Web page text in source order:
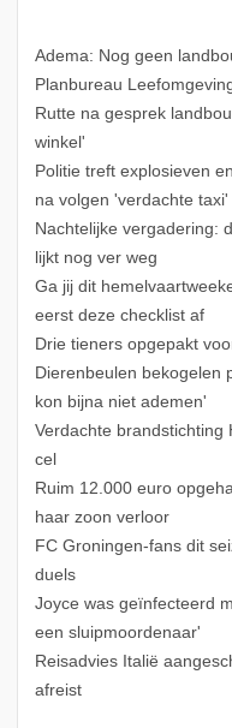
Adema: Nog geen
Planbureau
Rutte na gesprek
winkel'
Politie treft explosieven
na volgen 'verdachte taxi'
Nachtelijke vergadering:
lijkt nog ver weg
Ga jij dit
eerst deze checklist af
Drie tieners opgepakt
Dierenbeulen bekogelen
kon bijna niet ademen'
Verdachte brandstichting
cel
Ruim 12.000 euro
haar zoon verloor
FC Groningen-fans dit
duels
Joyce was geïnfecteerd
een sluipmoordenaar'
Reisadvies Italië
afreist